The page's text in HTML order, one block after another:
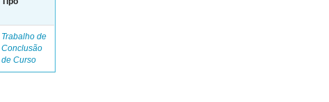
Trabalho de
Conclusão
de Curso